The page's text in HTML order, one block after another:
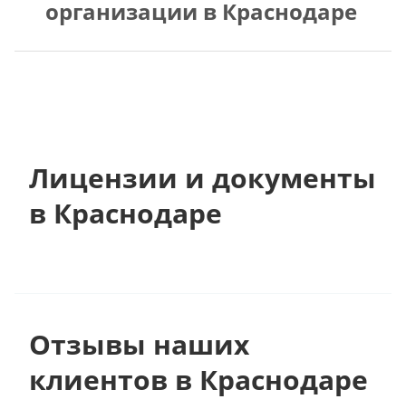
организации в Краснодаре
Лицензии и документы
в Краснодаре
Отзывы наших
клиентов в Краснодаре